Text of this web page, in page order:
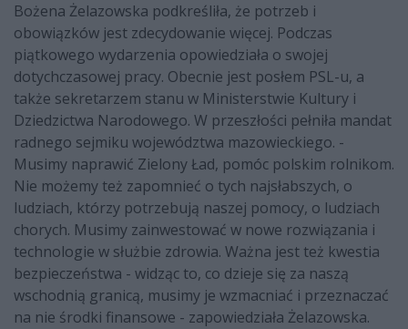
Bożena Żelazowska podkreśliła, że potrzeb i
obowiązków jest zdecydowanie więcej. Podczas
piątkowego wydarzenia opowiedziała o swojej
dotychczasowej pracy. Obecnie jest posłem PSL-u, a
także sekretarzem stanu w Ministerstwie Kultury i
Dziedzictwa Narodowego. W przeszłości pełniła mandat
radnego sejmiku województwa mazowieckiego. -
Musimy naprawić Zielony Ład, pomóc polskim rolnikom.
Nie możemy też zapomnieć o tych najsłabszych, o
ludziach, którzy potrzebują naszej pomocy, o ludziach
chorych. Musimy zainwestować w nowe rozwiązania i
technologie w służbie zdrowia. Ważna jest też kwestia
bezpieczeństwa - widząc to, co dzieje się za naszą
wschodnią granicą, musimy je wzmacniać i przeznaczać
na nie środki finansowe - zapowiedziała Żelazowska.